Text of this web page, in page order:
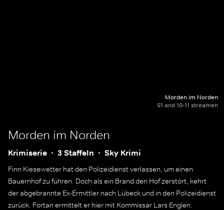
Morden im Norden
S1 and 10-11 streamen
Morden im Norden
Krimiserie 3 Staffeln Sky Krimi
Finn Kiesewetter hat den Polizeidienst verlassen, um einen
Bauernhof zu führen. Doch als ein Brand den Hof zerstört, kehrt
der abgebrannte Ex-Ermittler nach Lübeck und in den Polizeidienst
zurück. Fortan ermittelt er hier mit Kommissar Lars Englen.